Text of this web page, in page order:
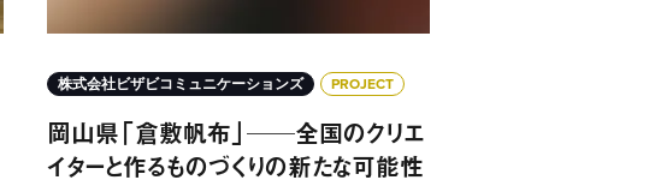
株式会社ビザビコミュニケーションズ PROJECT
岡山県「倉敷帆布」──全国のクリエ
イターと作るものづくりの新たな可能性